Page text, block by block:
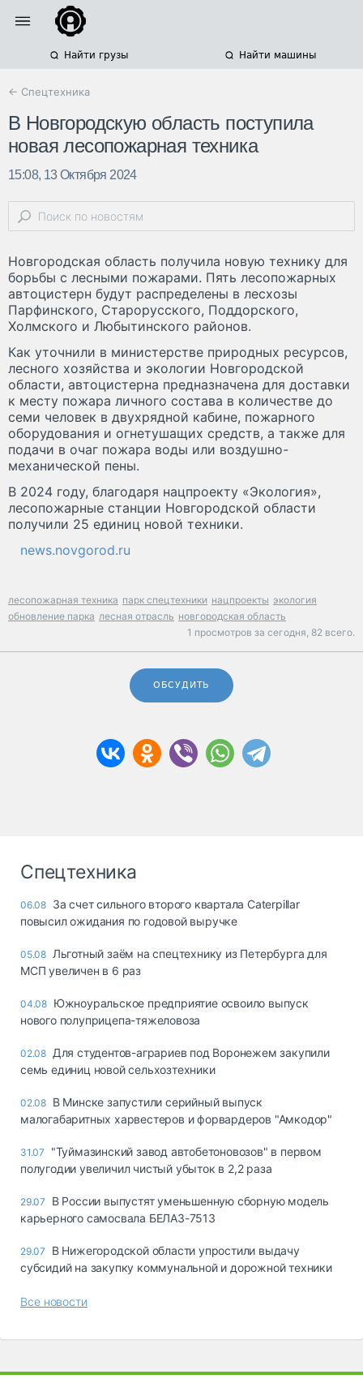
Найти грузы Найти машины
← Спецтехника
В Новгородскую область поступила
новая лесопожарная техника
15:08, 13 Октября 2024
Новгородская область получила новую технику для
борьбы с лесными пожарами. Пять лесопожарных
автоцистерн будут распределены в лесхозы
Парфинского, Старорусского, Поддорского,
Холмского и Любытинского районов.
Как уточнили в министерстве природных ресурсов,
лесного хозяйства и экологии Новгородской
области, автоцистерна предназначена для доставки
к месту пожара личного состава в количестве до
семи человек в двухрядной кабине, пожарного
оборудования и огнетушащих средств, а также для
подачи в очаг пожара воды или воздушно-
механической пены.
В 2024 году, благодаря нацпроекту «Экология»,
лесопожарные станции Новгородской области
получили 25 единиц новой техники.
news.novgorod.ru
лесопожарная техника парк спецтехники нацпроекты экология
обновление парка лесная отрасль новгородская область
1 просмотров за сегодня, 82 всего.
ОБСУДИТЬ
Спецтехника
06.08 За счет сильного второго квартала Caterpillar
повысил ожидания по годовой выручке
05.08 Льготный заём на спецтехнику из Петербурга для
МСП увеличен в 6 раз
04.08 Южноуральское предприятие освоило выпуск
нового полуприцепа-тяжеловоза
02.08 Для студентов-аграриев под Воронежем закупили
семь единиц новой сельхозтехники
02.08 В Минске запустили серийный выпуск
малогабаритных харвестеров и форвардеров "Амкодор"
31.07
"Туймазинский завод автобетоновозов" в первом
полугодии увеличил чистый убыток в 2,2 раза
29.07
В России выпустят уменьшенную сборную модель
карьерного самосвала БЕЛАЗ-7513
29.07
В Нижегородской области упростили выдачу
субсидий на закупку коммунальной и дорожной техники
Все новости